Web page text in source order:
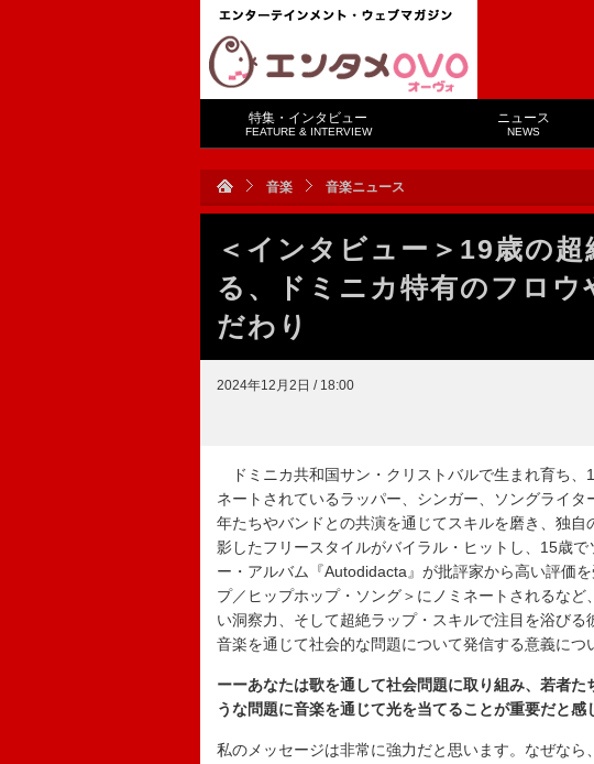
特集・インタビュー
FEATURE & INTERVIEW
ニュース
NEWS
音楽 音楽ニュース
＜インタビュー＞19歳の
る、ドミニカ特有のフロウ
だわり
2024年12月2日 / 18:00
ドミニカ共和国サン・クリストバルで生まれ育ち、
ネートされているラッパー、シンガー、ソングライ
年たちやバンドとの共演を通じてスキルを磨き、独
影したフリースタイルがバイラル・ヒットし、15歳
ー・アルバム『Autodidacta』が批評家から高い評価
プ／ヒップホップ・ソング＞にノミネートされるな
い洞察力、そして超絶ラップ・スキルで注目を浴び
音楽を通じて社会的な問題について発信する意義につ
ーーあなたは歌を通して社会問題に取り組み、若者
うな問題に音楽を通じて光を当てることが重要だと感
私のメッセージは非常に強力だと思います。なぜな